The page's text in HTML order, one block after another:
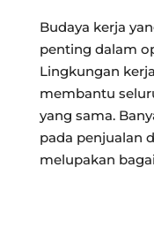
Budaya kerja
penting dalam
Lingkungan
membantu
yang sama.
pada penjualan
melupakan